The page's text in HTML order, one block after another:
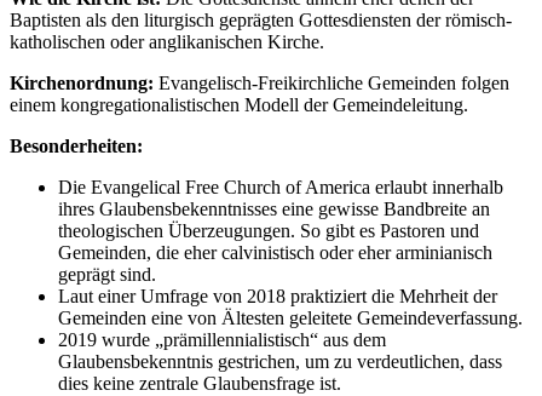
Baptisten als den liturgisch geprägten Gottesdiensten der römisch-
katholischen oder anglikanischen Kirche.
Kirchenordnung: Evangelisch-Freikirchliche Gemeinden folgen
einem kongregationalistischen Modell der Gemeindeleitung.
Besonderheiten:
Die Evangelical Free Church of America erlaubt innerhalb
ihres Glaubensbekenntnisses eine gewisse Bandbreite an
theologischen Überzeugungen. So gibt es Pastoren und
Gemeinden, die eher calvinistisch oder eher arminianisch
geprägt sind.
Laut einer Umfrage von 2018 praktiziert die Mehrheit der
Gemeinden eine von Ältesten geleitete Gemeindeverfassung.
2019 wurde „prämillennialistisch“ aus dem
Glaubensbekenntnis gestrichen, um zu verdeutlichen, dass
dies keine zentrale Glaubensfrage ist.